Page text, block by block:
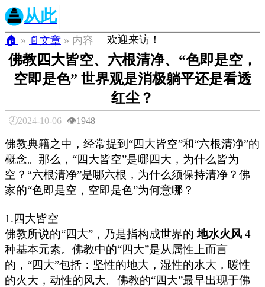
从此
🏠 » 📄文章 » 内容 欢迎来访！
佛教四大皆空、六根清净、“色即是空，
空即是色” 世界观是消极躺平还是看透
红尘？
🕗2024-10-06 👁️1948
佛教典籍之中，经常提到“四大皆空”和“六根清净”的
概念。那么，“四大皆空”是哪四大，为什么皆为
空？“六根清净”是哪六根，为什么须保持清净？佛
家的“色即是空，空即是色”为何意哪？
1.四大皆空
佛教所说的“四大”，乃是指构成世界的地水火风 4
种基本元素。佛教中的“四大”是从属性上而言
的，“四大”包括：坚性的地大，湿性的水大，暖性
的火大，动性的风大。佛教的“四大”最早出现于佛